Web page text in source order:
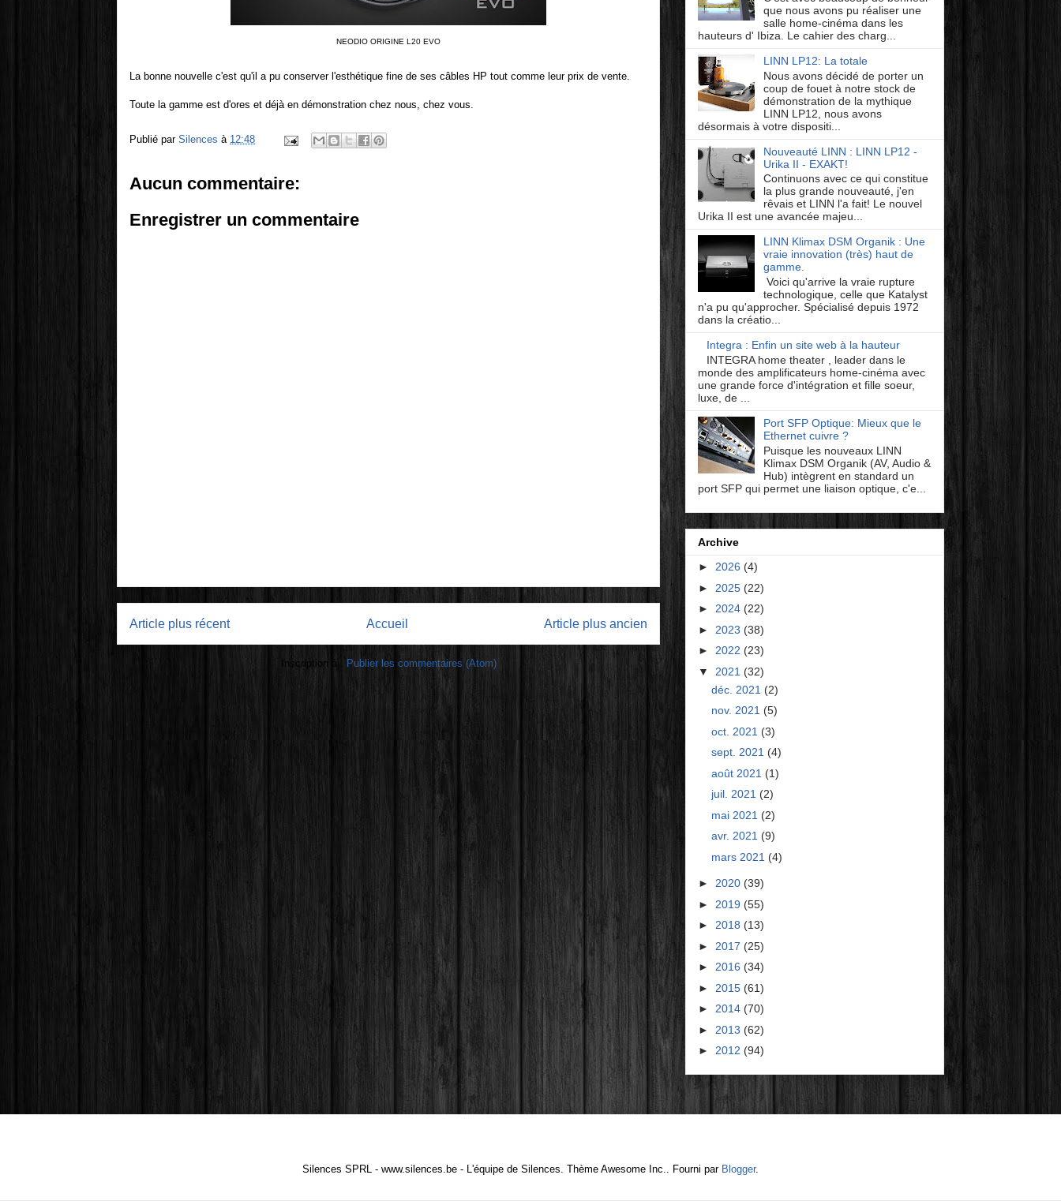
NEODIO ORIGINE L20 EVO
La bonne nouvelle c'est qu'il a pu conserver l'esthétique fine de ses câbles HP tout comme leur prix de vente.
Toute la gamme est d'ores et déjà en démonstration chez nous, chez vous.
Publié par Silences à 12:48
Aucun commentaire:
Enregistrer un commentaire
Article plus récent Article plus ancien
Accueil
Inscription à : Publier les commentaires (Atom)
que nous avons pu réaliser une
salle home-cinéma dans les
hauteurs d' Ibiza. Le cahier des charg...
LINN LP12: La totale
Nous avons décidé de porter un
coup de fouet à notre stock de
démonstration de la mythique
LINN LP12, nous avons
désormais à votre dispositi...
Nouveauté LINN : LINN LP12 -
Urika II - EXAKT!
Continuons avec ce qui constitue
la plus grande nouveauté, j'en
rêvais et LINN l'a fait! Le nouvel
Urika II est une avancée majeu...
LINN Klimax DSM Organik : Une
vraie innovation (très) haut de
gamme.
Voici qu'arrive la vraie rupture
technologique, celle que Katalyst
n'a pu qu'approcher. Spécialisé depuis 1972
dans la créatio...
Integra : Enfin un site web à la hauteur
INTEGRA home theater , leader dans le
monde des amplificateurs home-cinéma avec
une grande force d'intégration et fille soeur,
luxe, de ...
Port SFP Optique: Mieux que le
Ethernet cuivre ?
Puisque les nouveaux LINN
Klimax DSM Organik (AV, Audio &
Hub) intègrent en standard un
port SFP qui permet une liaison optique, c'e...
Archive
► 2026 (4)
► 2025 (22)
► 2024 (22)
► 2023 (38)
► 2022 (23)
▼ 2021 (32)
déc. 2021 (2)
nov. 2021 (5)
oct. 2021 (3)
sept. 2021 (4)
août 2021 (1)
juil. 2021 (2)
mai 2021 (2)
avr. 2021 (9)
mars 2021 (4)
► 2020 (39)
► 2019 (55)
► 2018 (13)
► 2017 (25)
► 2016 (34)
► 2015 (61)
► 2014 (70)
► 2013 (62)
► 2012 (94)
Silences SPRL - www.silences.be - L'équipe de Silences. Thème Awesome Inc.. Fourni par Blogger.